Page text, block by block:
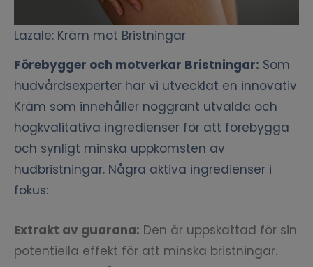
Lazale: Kräm mot Bristningar
Förebygger och motverkar Bristningar: Som
hudvårdsexperter har vi utvecklat en innovativ
Kräm som innehåller noggrant utvalda och
högkvalitativa ingredienser för att förebygga
och synligt minska uppkomsten av
hudbristningar. Några aktiva ingredienser i
fokus:
Extrakt av guarana: Den är uppskattad för sin
potentiella effekt för att minska bristningar.